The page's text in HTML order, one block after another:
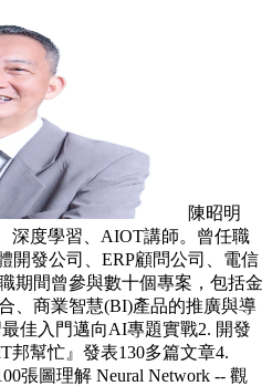
陳昭明
深度學習、AIOT講師。曾任職
開發公司、ERP顧問公司、電信
期間曾參與數十個專案，包括金
、商業智慧(BI)產品的推廣與導
佳入門邁向AI專題實戰2. 開發
邦幫忙』發表130多篇文章4.
張圖理解 Neural Network -- 觀